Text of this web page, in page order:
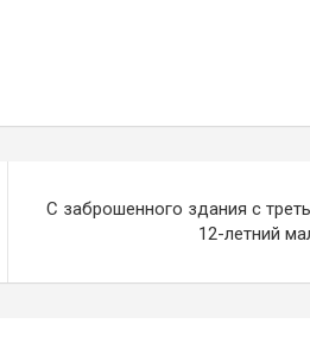
С заброшенного здания с
12-летний